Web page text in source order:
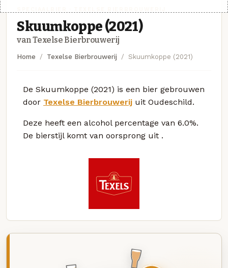
Skuumkoppe (2021)
van Texelse Bierbrouwerij
Home Texelse Bierbrouwerij Skuumkoppe (2021)
De Skuumkoppe (2021) is een bier gebrouwen
door Texelse Bierbrouwerij uit Oudeschild.
Deze heeft een alcohol percentage van 6.0%.
De bierstijl komt van oorsprong uit .